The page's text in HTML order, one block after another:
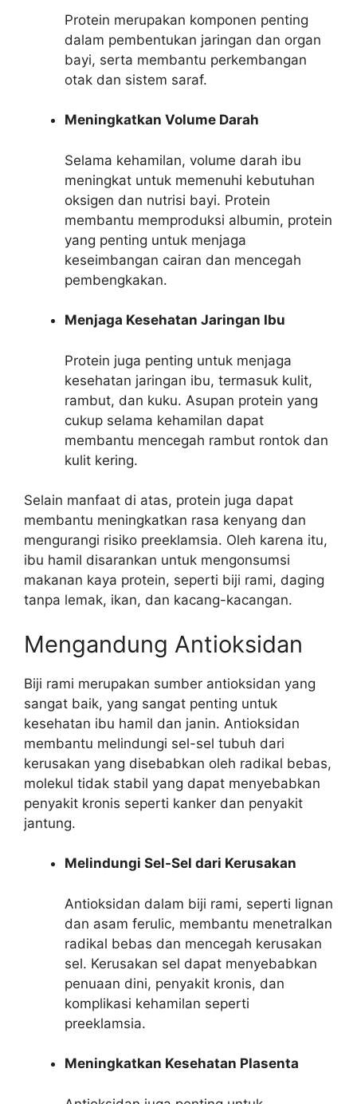
Protein merupakan komponen penting
dalam pembentukan jaringan dan organ
bayi, serta membantu perkembangan
otak dan sistem saraf.
Meningkatkan Volume Darah
Selama kehamilan, volume darah ibu
meningkat untuk memenuhi kebutuhan
oksigen dan nutrisi bayi. Protein
membantu memproduksi albumin, protein
yang penting untuk menjaga
keseimbangan cairan dan mencegah
pembengkakan.
Menjaga Kesehatan Jaringan Ibu
Protein juga penting untuk menjaga
kesehatan jaringan ibu, termasuk kulit,
rambut, dan kuku. Asupan protein yang
cukup selama kehamilan dapat
membantu mencegah rambut rontok dan
kulit kering.
Selain manfaat di atas, protein juga dapat
membantu meningkatkan rasa kenyang dan
mengurangi risiko preeklamsia. Oleh karena itu,
ibu hamil disarankan untuk mengonsumsi
makanan kaya protein, seperti biji rami, daging
tanpa lemak, ikan, dan kacang-kacangan.
Mengandung Antioksidan
Biji rami merupakan sumber antioksidan yang
sangat baik, yang sangat penting untuk
kesehatan ibu hamil dan janin. Antioksidan
membantu melindungi sel-sel tubuh dari
kerusakan yang disebabkan oleh radikal bebas,
molekul tidak stabil yang dapat menyebabkan
penyakit kronis seperti kanker dan penyakit
jantung.
Melindungi Sel-Sel dari Kerusakan
Antioksidan dalam biji rami, seperti lignan
dan asam ferulic, membantu menetralkan
radikal bebas dan mencegah kerusakan
sel. Kerusakan sel dapat menyebabkan
penuaan dini, penyakit kronis, dan
komplikasi kehamilan seperti
preeklamsia.
Meningkatkan Kesehatan Plasenta